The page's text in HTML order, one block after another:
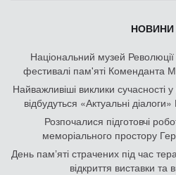
НОВИНИ
Національний музей Революції
фестивалі пам'яті Коменданта
Найважливіші виклики сучасності у
відбудуться «Актуальні
Розпочалися підготовчі
меморіального простору
День памʼяті страчених під час
відкриття виставки та